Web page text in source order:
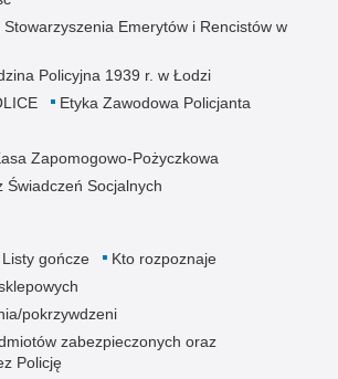
Emerytów i Rencistów w
Policyjna 1939 r. w Łodzi
Etyka Zawodowa Policjanta
Zapomogowo-Pożyczkowa
Świadczeń Socjalnych
Listy gończe
Kto rozpoznaje
pokrzywdzeni
zabezpieczonych oraz
Policję